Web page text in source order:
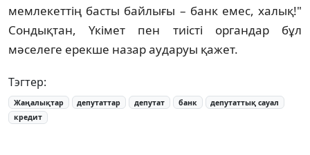
мемлекеттің басты байлығы – банк емес, халық!"
Сондықтан, Үкімет пен тиісті органдар бұл
мәселеге ерекше назар аударуы қажет.
Тэгтер:
Жаңалықтар депутаттар депутат банк
депутаттық сауал
кредит